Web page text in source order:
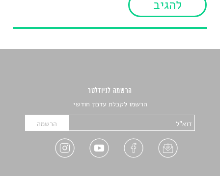
הרשמה לניוזלטר
הרשמו לקבלת עדכון חודשי